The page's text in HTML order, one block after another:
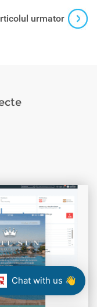
urmator
Chat with us 👋